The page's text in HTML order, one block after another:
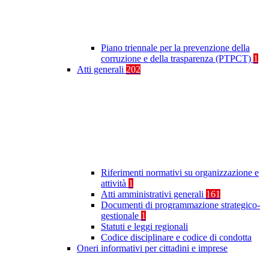
Piano triennale per la prevenzione della
corruzione e della trasparenza (PTPCT) 1
Atti generali 202
Riferimenti normativi su organizzazione e
attività 1
Atti amministrativi generali 161
Documenti di programmazione strategico-
gestionale 1
Statuti e leggi regionali
Codice disciplinare e codice di condotta
Oneri informativi per cittadini e imprese